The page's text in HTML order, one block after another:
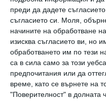
преди да дадете
съгласието си.
Моля,
начините на обработване
изисква съгласието ви, но
обработването им по тези
са в сила само за този
предпочитания или да
време, като се върнете на
"Поверителност" в долната
повече остарявам,
осъзнавам, че за
заедно и без стрес“,
скри, че за тях е
събиране, а не
„В крайна сметка
празнуваме